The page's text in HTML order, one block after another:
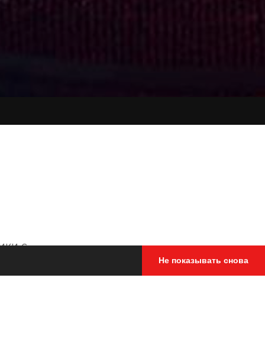
Не показывать снова
с